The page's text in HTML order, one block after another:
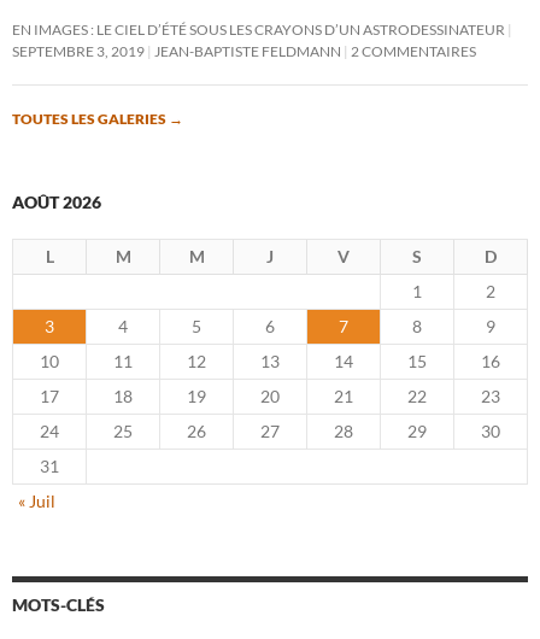
EN IMAGES : LE CIEL D’ÉTÉ SOUS LES CRAYONS D’UN ASTRODESSINATEUR
SEPTEMBRE 3, 2019
JEAN-BAPTISTE FELDMANN 2 COMMENTAIRES
TOUTES LES GALERIES →
AOÛT 2026
L M M J V S
D
1
2
3
4 5 6 7 8
9
10
11 12 13 14 15
16
17
18 19 20 21 22
23
24
25 26 27 28 29
30
31
« Juil
MOTS-CLÉS